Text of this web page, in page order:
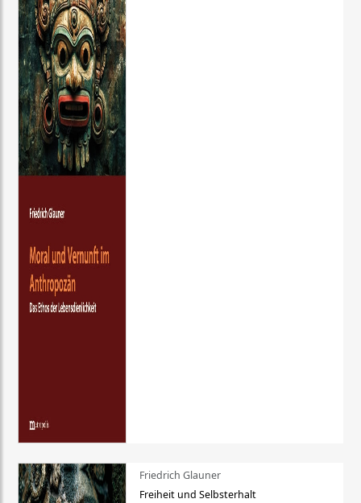
Friedrich Glauner
Freiheit und Selbsterhalt